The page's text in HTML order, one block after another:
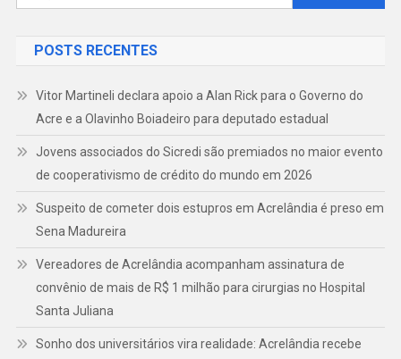
por:
POSTS RECENTES
Vitor Martineli declara apoio a Alan Rick para o Governo do
Acre e a Olavinho Boiadeiro para deputado estadual
Jovens associados do Sicredi são premiados no maior evento
de cooperativismo de crédito do mundo em 2026
Suspeito de cometer dois estupros em Acrelândia é preso em
Sena Madureira
Vereadores de Acrelândia acompanham assinatura de
convênio de mais de R$ 1 milhão para cirurgias no Hospital
Santa Juliana
Sonho dos universitários vira realidade: Acrelândia recebe